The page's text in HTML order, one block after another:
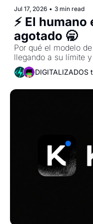
Jul 17, 2026 • 3 min read
⚡ El
agotado 🥱
Por qué el modelo
llegando a su límite
DIGITALIZADOS